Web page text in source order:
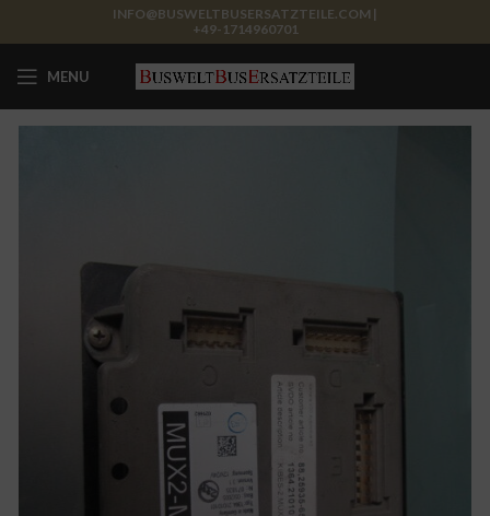
INFO@BUSWELTBUSERSATZTEILE.COM |
+49-1714960701
MENU